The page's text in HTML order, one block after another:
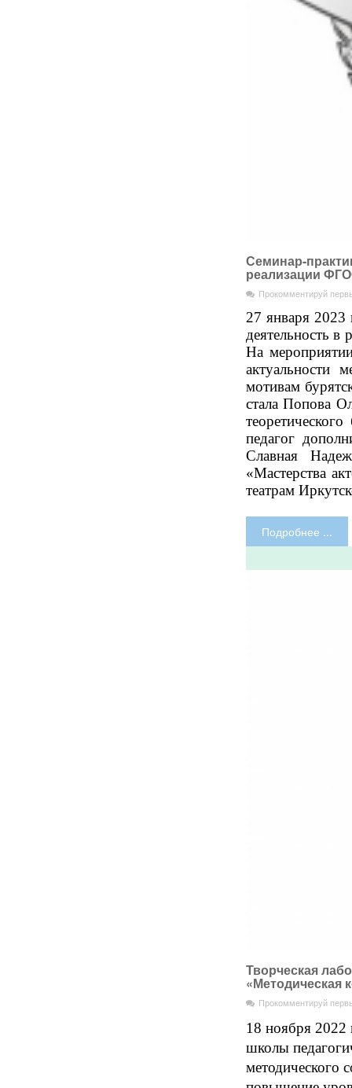
Семинар-
реализации
Прокомментируй
27 января
деятельность
На
актуальности
мотивам
стала Попова
педагог
Славная
«Мастерства
театрам
Подробнее ...
Творческая
«Методическая
Прокомментируй
18 ноября 2022
школы
методического